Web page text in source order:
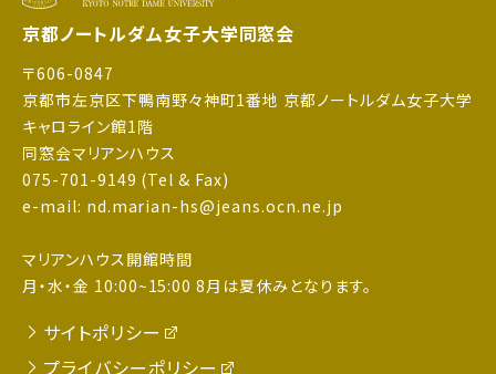
京都ノートルダム女子大学同窓会
〒606-0847
京都市左京区下鴨南野々神町1番地 京都ノートルダム女子大学
キャロライン館1階
同窓会マリアンハウス
075-701-9149 (Tel & Fax)
e-mail: nd.marian-hs@jeans.ocn.ne.jp
マリアンハウス開館時間
月・水・金 10:00~15:00 8月は夏休みとなります。
サイトポリシー
プライバシーポリシー